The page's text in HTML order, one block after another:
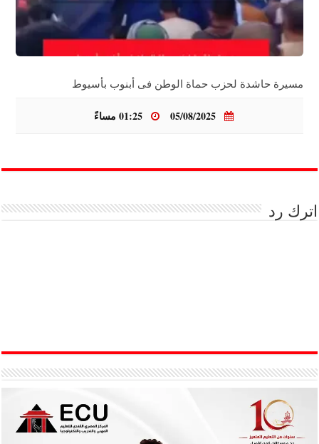
مسيرة حاشدة لحزب حماة الوطن فى أبنوب بأسيوط
اترك رد